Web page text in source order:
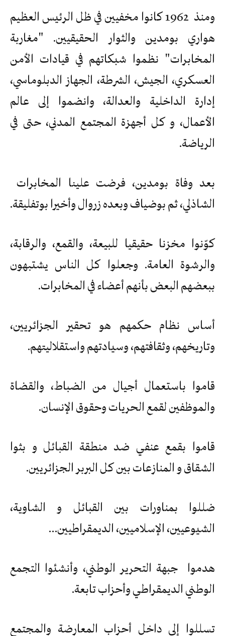
ومنذ 1962 كانوا مخفيين في ظل الرئيس العظيم
هواري بومدين والثوار الحقيقيين. "مغاربة
المخابرات" نظموا شبكاتهم في قيادات الأمن
العسكري، الجيش، الشرطة، الجهاز الدبلوماسي،
إدارة الداخلية والعدالة، وانضموا إلى عالم
الأعمال، و كل أجهزة المجتمع المدني، حتى في
الرياضة.
بعد وفاة بومدين، فرضت علينا المخابرات
الشاذلي، ثم بوضياف وبعده زروال وأخيرا بوتفليقة.
كوّنوا مخزنا حقيقيا للبيعة، والقمع، والرقابة،
والرشوة العامة. وجعلوا كل الناس يشتبهون
ببعضهم البعض بأنهم أعضاء في المخابرات.
أساس نظام حكمهم هو تحقير الجزائريين،
وتاريخهم، وثقافتهم، وسيادتهم واستقلاليتهم.
قاموا باستعمال أجيال من الضباط، والقضاة
والموظفين لقمع الحريات وحقوق الإنسان.
قاموا بقمع عنفي ضد منطقة القبائل و بثوا
الشقاق و المنازعات بين كل البربر الجزائريين.
ضللوا بمناورات بين القبائل و الشاوية،
الشيوعيين، الإسلاميين، الديمقراطيين…
هدموا جبهة التحرير الوطني، وأنشئوا التجمع
الوطني الديمقراطي وأحزاب تابعة.
تسللوا إلى داخل أحزاب المعارضة والمجتمع